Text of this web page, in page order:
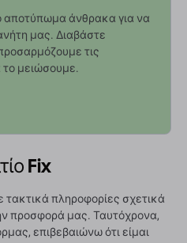
αποτύπωμα άνθρακα για να
μας. Διαβάστε
τις
το μειώσουμε.
Fix
τακτικά πληροφορίες σχετικά
προσφορά μας. Ταυτόχρονα,
επιβεβαιώνω ότι είμαι